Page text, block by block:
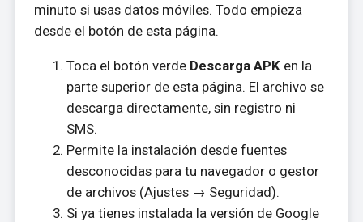
minuto si usas datos móviles. Todo empieza
desde el botón de esta página.
Toca el botón verde Descarga APKen la
parte superior de esta página. El archivo se
descarga directamente, sin registro ni
SMS.
Permite la instalación desde fuentes
desconocidas para tu navegador o gestor
de archivos (Ajustes → Seguridad).
Si ya tienes instalada la versión de Google